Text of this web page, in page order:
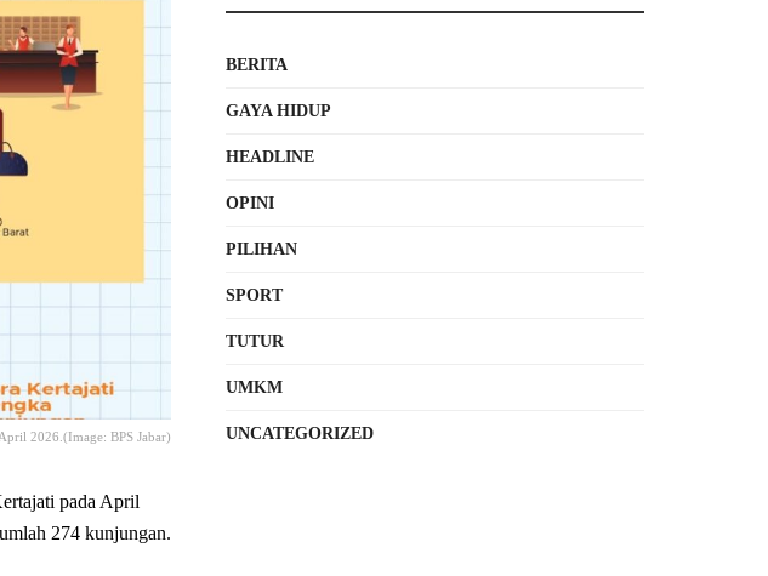
2026.(Image: BPS Jabar)
pada April
274 kunjungan.
BERITA
GAYA HIDUP
HEADLINE
OPINI
PILIHAN
SPORT
TUTUR
UMKM
UNCATEGORIZED